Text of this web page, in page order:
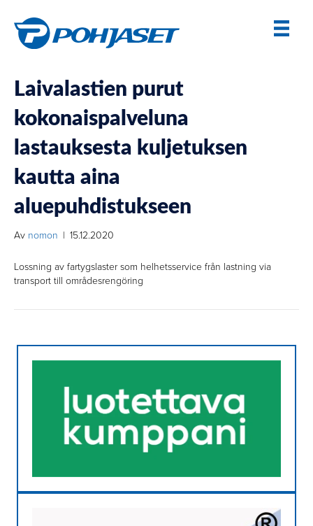
Laivalastien purut
kokonaispalveluna
lastauksesta kuljetuksen
kautta aina
aluepuhdistukseen
Av nomon | 15.12.2020
Lossning av fartygslaster som helhetsservice från lastning via
transport till områdesrengöring